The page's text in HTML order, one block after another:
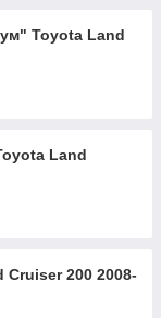
Toyota Land
Land
200 2008-